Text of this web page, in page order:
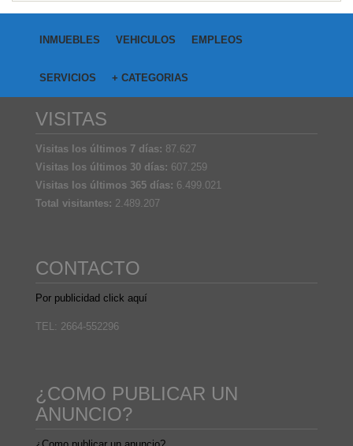
INMUEBLES VEHICULOS EMPLEOS
SERVICIOS + CATEGORIAS
VISITAS
Visitas los últimos 7 días: 87.627
Visitas los últimos 30 días: 607.259
Visitas los últimos 365 días: 6.499.021
Total visitantes: 2.489.207
CONTACTO
Por publicidad click aquí
TEL: 2664-552296
¿COMO PUBLICAR UN
ANUNCIO?